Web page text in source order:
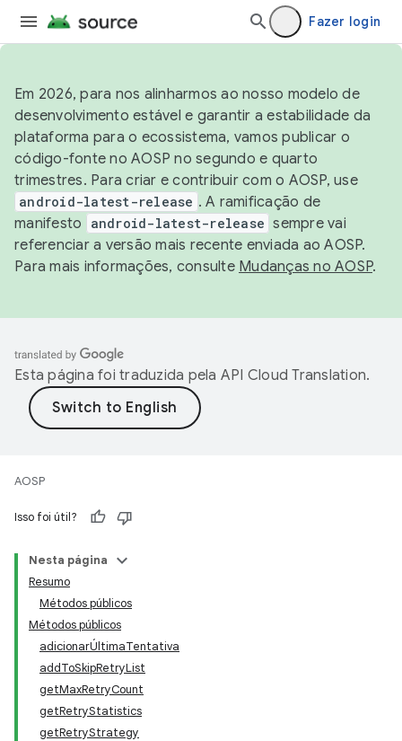
Fazer login
Em 2026, para nos alinharmos ao nosso modelo de
desenvolvimento estável e garantir a estabilidade da
plataforma para o ecossistema, vamos publicar o
código-fonte no AOSP no segundo e quarto
trimestres. Para criar e contribuir com o AOSP, use
android-latest-release . A ramificação de
manifesto
android-latest-release sempre vai
referenciar a versão mais recente enviada ao AOSP.
Para mais informações, consulte Mudanças no AOSP.
Esta página foi traduzida pela API Cloud Translation.
AOSP
Isso foi útil?
Nesta página
Resumo
Métodos públicos
Métodos públicos
adicionarÚltimaTentativa
addToSkipRetryList
getMaxRetryCount
getRetryStatistics
getRetryStrategy